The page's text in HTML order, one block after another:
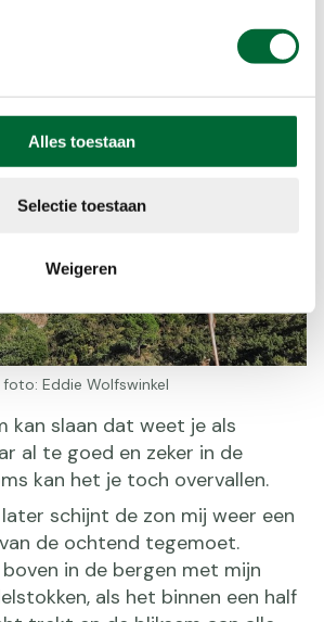
Alles toestaan
Selectie toestaan
Weigeren
Eddie Wolfswinkel
kan slaan dat weet je als
al te goed en zeker in de
kan het je toch overvallen.
schijnt de zon mij weer een
de ochtend tegemoet.
in de bergen met mijn
als het binnen een half